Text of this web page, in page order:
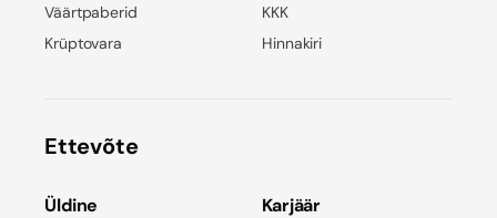
Väärtpaberid
Krüptovara
KKK
Hinnakiri
Ettevõte
Üldine Karjäär